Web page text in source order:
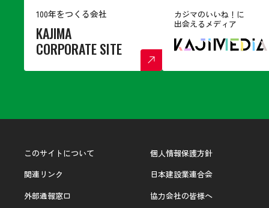
100年をつくる会社
KAJIMA
CORPORATE SITE
カジマのいいね！に
出会えるメディア
このサイトについて
個人情報保護方針
関連リンク
日本建設業連合会
外部通報窓口
協力会社の皆様へ